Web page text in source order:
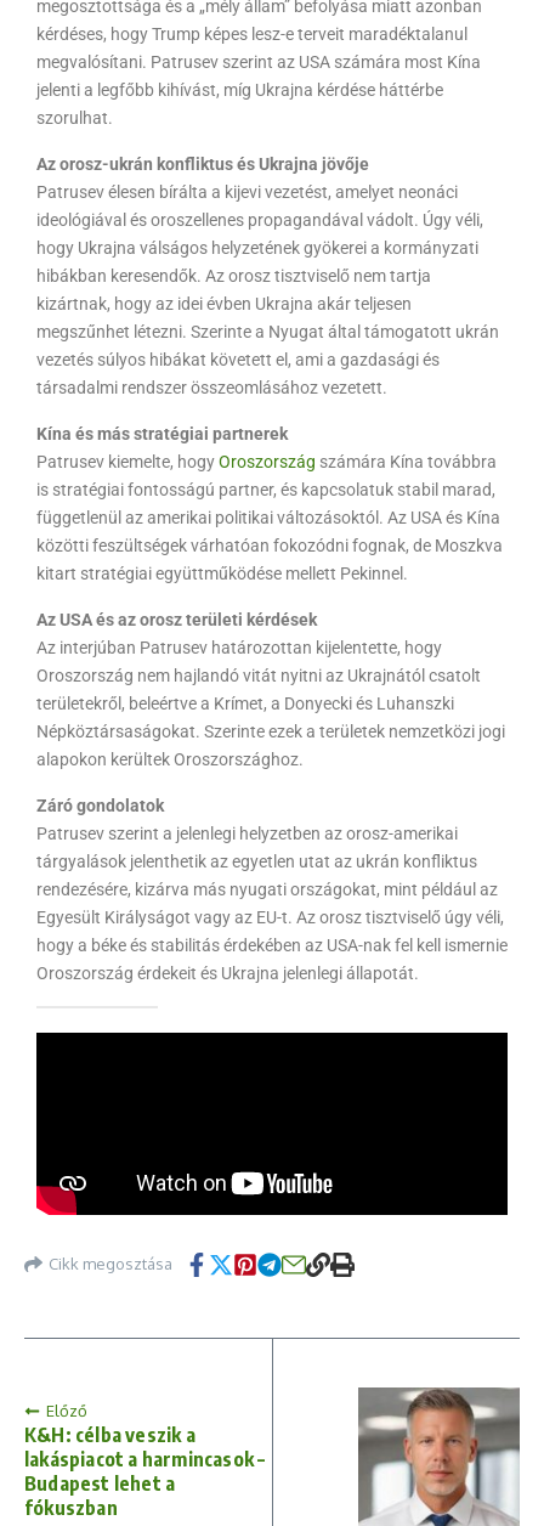
megosztottsága és a „mély állam” befolyása miatt azonban
kérdéses, hogy Trump képes lesz-e terveit maradéktalanul
megvalósítani. Patrusev szerint az USA számára most Kína
jelenti a legfőbb kihívást, míg Ukrajna kérdése háttérbe
szorulhat.
Az orosz-ukrán konfliktus és Ukrajna jövője
Patrusev élesen bírálta a kijevi vezetést, amelyet neonáci
ideológiával és oroszellenes propagandával vádolt. Úgy véli,
hogy Ukrajna válságos helyzetének gyökerei a kormányzati
hibákban keresendők. Az orosz tisztviselő nem tartja
kizártnak, hogy az idei évben Ukrajna akár teljesen
megszűnhet létezni. Szerinte a Nyugat által támogatott ukrán
vezetés súlyos hibákat követett el, ami a gazdasági és
társadalmi rendszer összeomlásához vezetett.
Kína és más stratégiai partnerek
Patrusev kiemelte, hogyOroszország számára Kína továbbra
is stratégiai fontosságú partner, és kapcsolatuk stabil marad,
függetlenül az amerikai politikai változásoktól. Az USA és Kína
közötti feszültségek várhatóan fokozódni fognak, de Moszkva
kitart stratégiai együttműködése mellett Pekinnel.
Az USA és az orosz területi kérdések
Az interjúban Patrusev határozottan kijelentette, hogy
Oroszország nem hajlandó vitát nyitni az Ukrajnától csatolt
területekről, beleértve a Krímet, a Donyecki és Luhanszki
Népköztársaságokat. Szerinte ezek a területek nemzetközi jogi
alapokon kerültek Oroszországhoz.
Záró gondolatok
Patrusev szerint a jelenlegi helyzetben az orosz-amerikai
tárgyalások jelenthetik az egyetlen utat az ukrán konfliktus
rendezésére, kizárva más nyugati országokat, mint például az
Egyesült Királyságot vagy az EU-t. Az orosz tisztviselő úgy véli,
hogy a béke és stabilitás érdekében az USA-nak fel kell ismernie
Oroszország érdekeit és Ukrajna jelenlegi állapotát.
Cikk megosztása
Előző
K&H: célba veszik a
lakáspiacot a harmincasok –
Budapest lehet a
fókuszban